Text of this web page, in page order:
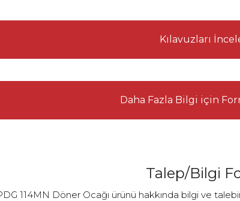
Kılavuzları
Daha Fazla Bilgi için
Talep/Bilgi
114MN Döner Ocağı ürünü hakkında bilgi ve